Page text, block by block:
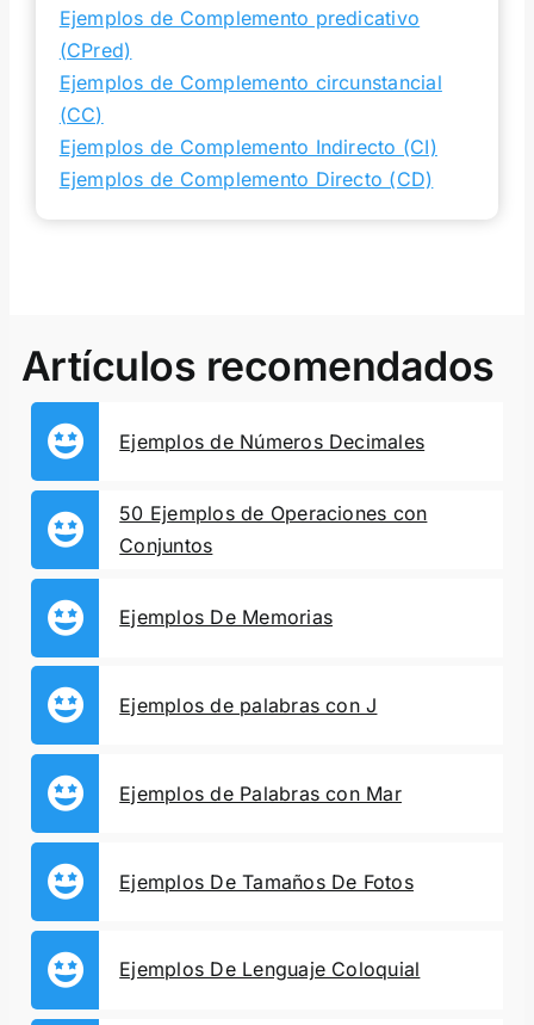
Ejemplos de Complemento predicativo
(CPred)
Ejemplos de Complemento circunstancial
(CC)
Ejemplos de Complemento Indirecto (CI)
Ejemplos de Complemento Directo (CD)
Artículos recomendados
Ejemplos de Números Decimales
50 Ejemplos de Operaciones con
Conjuntos
Ejemplos De Memorias
Ejemplos de palabras con J
Ejemplos de Palabras con Mar
Ejemplos De Tamaños De Fotos
Ejemplos De Lenguaje Coloquial